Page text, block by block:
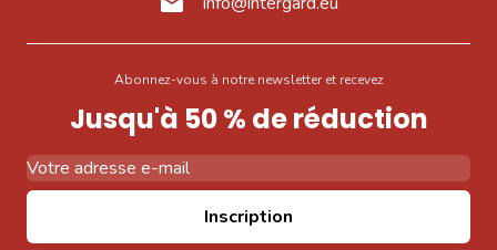
Abonnez-vous à notre newsletter et recevez
Jusqu'à 50 % de réduction
Inscription